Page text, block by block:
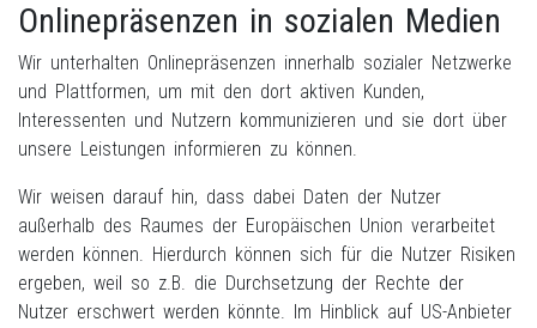
Onlinepräsenzen in sozialen Medien
Wir unterhalten Onlinepräsenzen innerhalb sozialer Netzwerke
und Plattformen, um mit den dort aktiven Kunden,
Interessenten und Nutzern kommunizieren und sie dort über
unsere Leistungen informieren zu können.
Wir weisen darauf hin, dass dabei Daten der Nutzer
außerhalb des Raumes der Europäischen Union verarbeitet
werden können. Hierdurch können sich für die Nutzer Risiken
ergeben, weil so z.B. die Durchsetzung der Rechte der
Nutzer erschwert werden könnte. Im Hinblick auf US-Anbieter